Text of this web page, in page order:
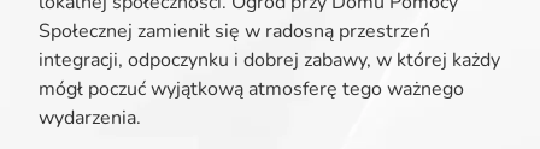
Społecznej zamienił się w radosną przestrzeń
integracji, odpoczynku i dobrej zabawy, w której każdy
mógł poczuć wyjątkową atmosferę tego ważnego
wydarzenia.